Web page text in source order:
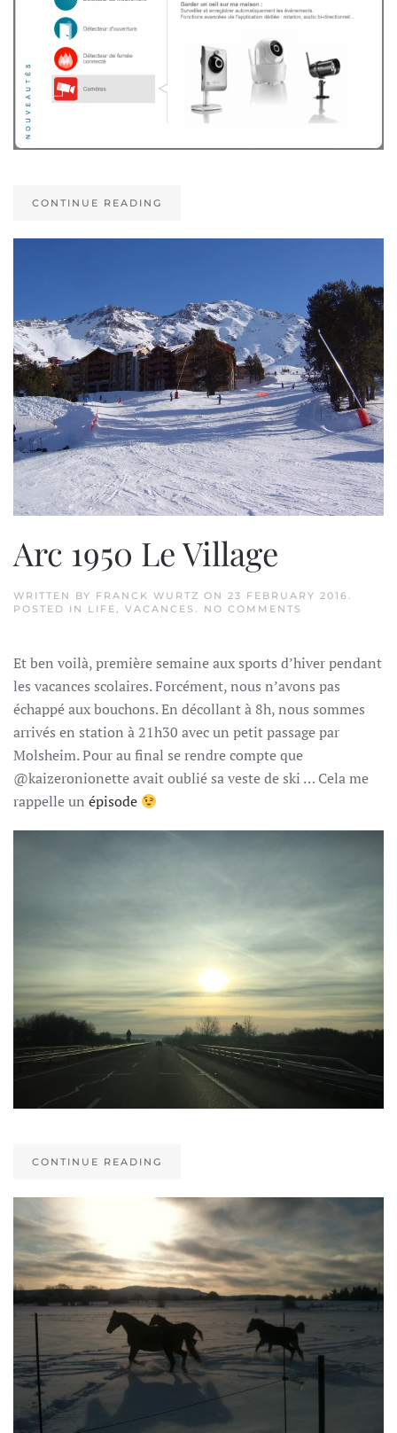
CONTINUE READING
Arc 1950 Le Village
WRITTEN BY FRANCK WURTZ ON 23 FEBRUARY 2016.
POSTED IN LIFE, VACANCES . NO COMMENTS
VILLAGE
Et ben voilà, première semaine aux sports d’hiver pendant
les vacances scolaires. Forcément, nous n’avons pas
échappé aux bouchons. En décollant à 8h, nous sommes
arrivés en station à 21h30 avec un petit passage par
Molsheim. Pour au final se rendre compte que
@kaizeronionette avait oublié sa veste de ski … Cela me
rappelle un épisode
CONTINUE READING